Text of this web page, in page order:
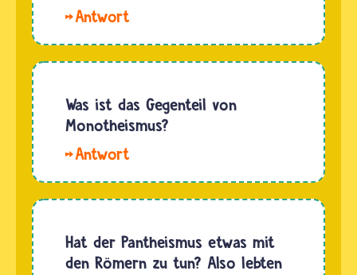
Begriff
kommt
aus dem
und
bedeutet
in etwa
Gott“. Im
Panentheismus…
Was ist das Gegenteil von
Monotheismus?
von
ist der
Polytheismus.
Hat der Pantheismus etwas mit
den Römern zu tun? Also lebten